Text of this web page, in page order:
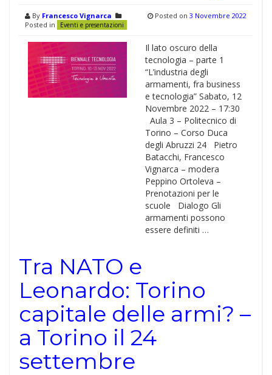
By Francesco Vignarca
Posted in
Eventi e presentazioni
Posted on 3 Novembre 2022
Il lato oscuro della
tecnologia – parte 1
“L’industria degli
armamenti, fra business
e tecnologia” Sabato, 12
Novembre 2022 – 17:30
Aula 3 – Politecnico di
Torino – Corso Duca
degli Abruzzi 24 Pietro
Batacchi, Francesco
Vignarca – modera
Peppino Ortoleva –
Prenotazioni per le
scuole Dialogo Gli
armamenti possono
essere de­finiti …
Tra NATO e
Leonardo: Torino
capitale delle armi? –
a Torino il 24
settembre